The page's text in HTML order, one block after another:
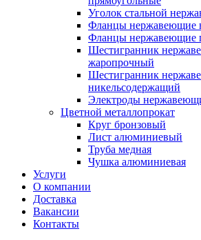
Уголок стальной
Фланцы нержавеющие
Фланцы нержавеющие
Шестигранник
жаропрочный
Шестигранник
никельсодержащий
Электроды
Цветной металлопрокат
Круг бронзовый
Лист алюминиевый
Труба медная
Чушка алюминиевая
Услуги
О компании
Доставка
Вакансии
Контакты